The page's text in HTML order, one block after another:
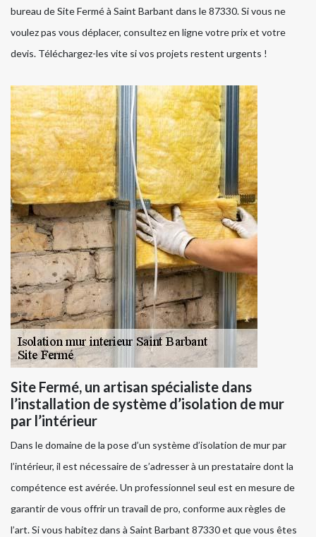
bureau de Site Fermé à Saint Barbant dans le 87330. Si vous ne
voulez pas vous déplacer, consultez en ligne votre prix et votre
devis. Téléchargez-les vite si vos projets restent urgents !
Site Fermé, un artisan spécialiste dans
l’installation de système d’isolation de mur
par l’intérieur
Dans le domaine de la pose d’un système d’isolation de mur par
l’intérieur, il est nécessaire de s’adresser à un prestataire dont la
compétence est avérée. Un professionnel seul est en mesure de
garantir de vous offrir un travail de pro, conforme aux règles de
l’art. Si vous habitez dans à Saint Barbant 87330 et que vous êtes